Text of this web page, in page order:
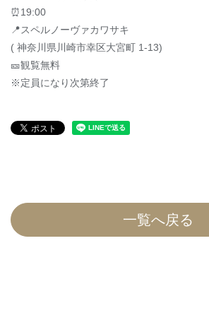
⏰19:00
📍スペルノーヴァカワサキ
( 神奈川県川崎市幸区大宮町 1-13)
🎫観覧無料
※定員になり次第終了
一覧へ戻る